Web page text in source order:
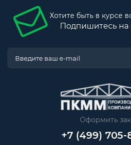
Хотите быть в курсе
Подпишитесь на
Оформить
+7 (499)